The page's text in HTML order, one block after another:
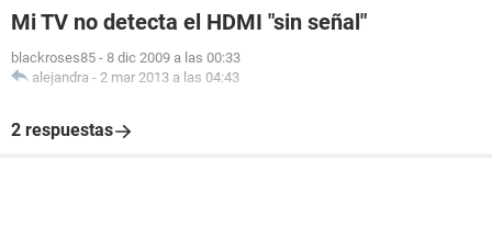
Mi TV no detecta el HDMI "sin señal"
blackroses85 - 8 dic 2009 a las 00:33
alejandra - 2 mar 2013 a las 04:43
2 respuestas